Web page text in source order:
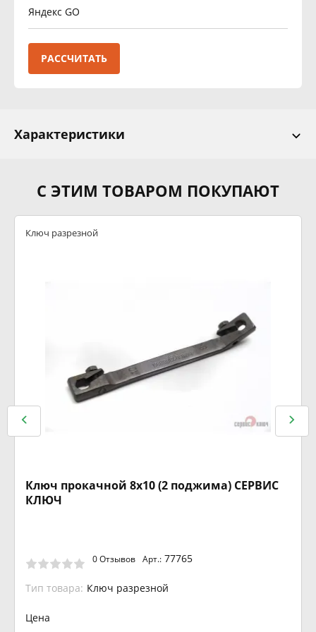
Яндекс GO
РАССЧИТАТЬ
Характеристики
С ЭТИМ ТОВАРОМ ПОКУПАЮТ
Ключ разрезной
Ключ прокачной 8х10 (2 поджима) СЕРВИС
КЛЮЧ
0 Отзывов Арт.: 77765
Тип товара: Ключ разрезной
Цена